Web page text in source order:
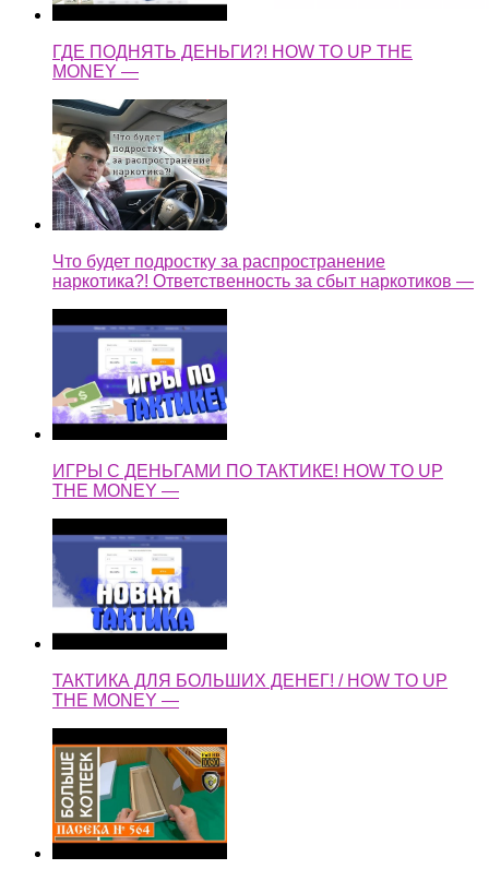
ГДЕ ПОДНЯТЬ ДЕНЬГИ?! HOW TO UP THE
MONEY —
Что будет подростку за распространение
наркотика?! Ответственность за сбыт наркотиков —
ИГРЫ С ДЕНЬГАМИ ПО ТАКТИКЕ! HOW TO UP
THE MONEY —
ТАКТИКА ДЛЯ БОЛЬШИХ ДЕНЕГ! / HOW TO UP
THE MONEY —